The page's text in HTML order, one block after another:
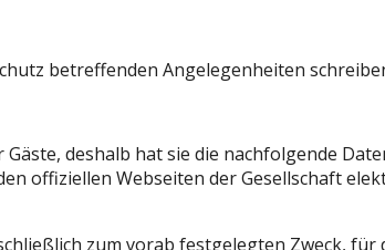
betreffenden Angelegenheiten
deshalb hat sie die nachfolgende
offiziellen Webseiten der Gesellschaft
zum vorab festgelegten Zweck,